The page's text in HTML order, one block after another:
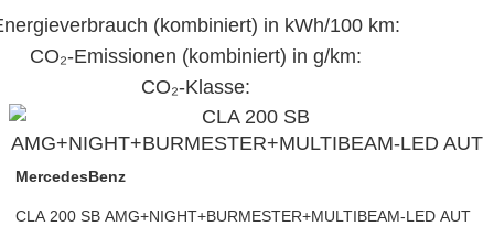
(kombiniert) in kWh/100 km:
CO₂-Emissionen (kombiniert) in g/km:
CO₂-Klasse:
MercedesBenz
CLA 200 SB AMG+NIGHT+BURMESTER+MULTIBEAM-LED AUT